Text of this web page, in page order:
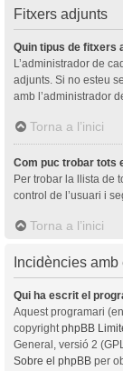
Fitxers adjunts
Quin tipus de fitxers
L’administrador de
adjunts. Si no esteu
amb l’administrador
Torna a l’inici
Com puc trobar tots
Per trobar la llista de
control de l’usuari i
Torna a l’inici
Incidències
Qui ha escrit el
Aquest programari
copyright phpBB
General, versió 2
Sobre el phpBB per